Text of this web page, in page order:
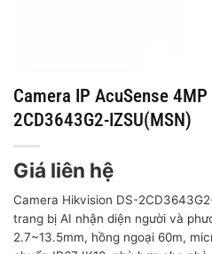
Camera IP AcuSense
2CD3643G2-IZSU(MSN)
Giá liên hệ
Camera Hikvision DS-
trang bị AI nhận diện người và
2.7~13.5mm, hồng ngoại 60m,